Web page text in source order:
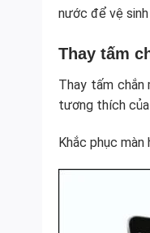
nước để vệ
Thay tấm
Thay tấm chắn
tương thích của
Khắc phục